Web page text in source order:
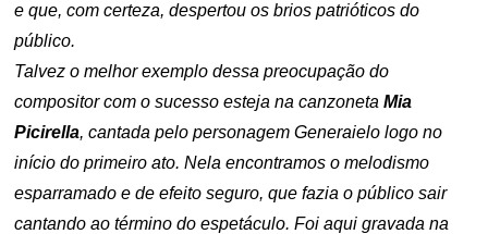
e que, com certeza, despertou os brios patrióticos do
público.
Talvez o melhor exemplo dessa preocupação do
compositor com o sucesso esteja na canzonetaMia
Picirella, cantada pelo personagem Generaielo logo no
início do primeiro ato. Nela encontramos o melodismo
esparramado e de efeito seguro, que fazia o público sair
cantando ao término do espetáculo. Foi aqui gravada na